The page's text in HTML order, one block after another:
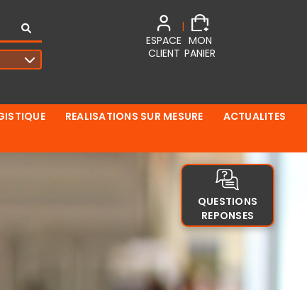
ESPACE
CLIENT
|
MON
PANIER
REALISATIONS SUR MESURE
ACTUALITES
QUESTIONS
REPONSES